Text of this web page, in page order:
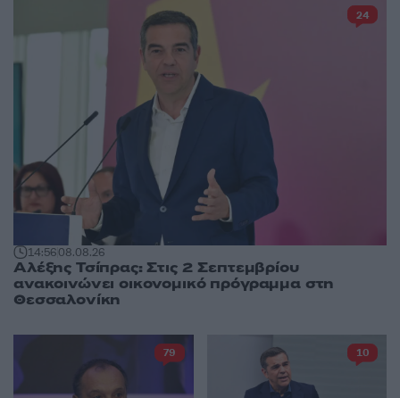
14:5608.08.26
Αλέξης Τσίπρας: Στις 2 Σεπτεμβρίου
ανακοινώνει οικονομικό πρόγραμμα στη
Θεσσαλονίκη
24
79 10